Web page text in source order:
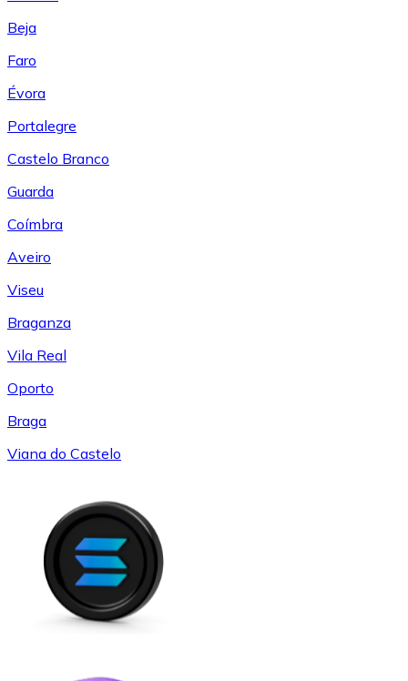
Beja
Faro
Évora
Portalegre
Castelo Branco
Guarda
Coímbra
Aveiro
Viseu
Braganza
Vila Real
Oporto
Braga
Viana do Castelo